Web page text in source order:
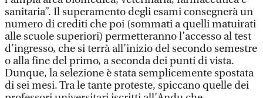
sanitaria”. Il superamento degli esami consegnerà un
numero di crediti che poi (sommati a quelli matuirati
alle scuole superiori) permetteranno l’accesso al test
d’ingresso, che si terrà all’inizio del secondo semestre
o alla fine del primo, a seconda dei punti di vista.
Dunque, la selezione è stata semplicemente spostata
di sei mesi. Tra le tante proteste, spiccano quelle dei